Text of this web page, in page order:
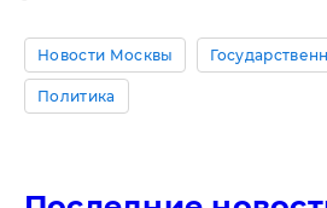
Новости Москвы
Политика